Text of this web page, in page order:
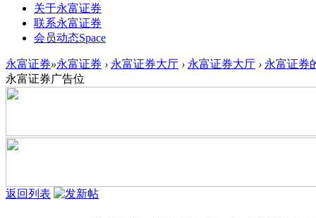
关于永富证券
联系永富证券
会员动态Space
永富证券»永富证券 › 永富证券大厅 › 永富证券大厅 › 永富证券
永富证券广告位
返回列表